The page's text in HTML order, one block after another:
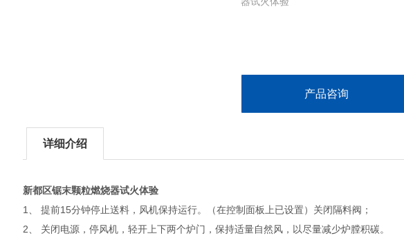
产品咨询
详细介绍
新都区锯末颗粒燃烧器试火体验
1、 提前15分钟停止送料，风机保持运行。（在控制面板上已设置）关闭隔料阀；
2、 关闭电源，停风机，轻开上下两个炉门，保持适量自然风，以尽量减少炉膛积碳。